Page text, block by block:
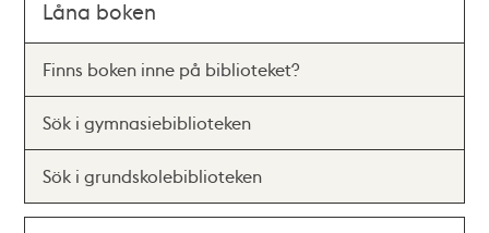
Låna boken
Finns boken inne på biblioteket?
Sök i gymnasiebiblioteken
Sök i grundskolebiblioteken